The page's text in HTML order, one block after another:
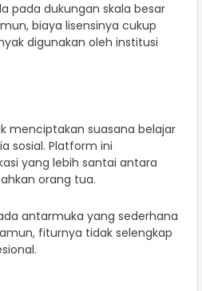
pada dukungan skala besar
biaya lisensinya cukup
digunakan oleh institusi
menciptakan suasana belajar
sosial. Platform ini
yang lebih santai antara
orang tua.
antarmuka yang sederhana
fiturnya tidak selengkap